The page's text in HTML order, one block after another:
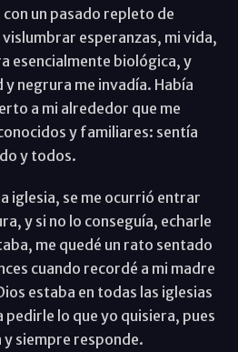
un pasado repleto de
esperanzas, mi vida,
esencialmente biológica, y
y negrura me invadía. Había
a mi alrededor que me
y familiares: sentía
y todos.
iglesia, se me ocurrió entrar
y si no lo conseguía, echarle
me quedé un rato sentado
cuando recordé a mi madre
estaba en todas las iglesias
pedirle lo que yo quisiera, pues
siempre responde.